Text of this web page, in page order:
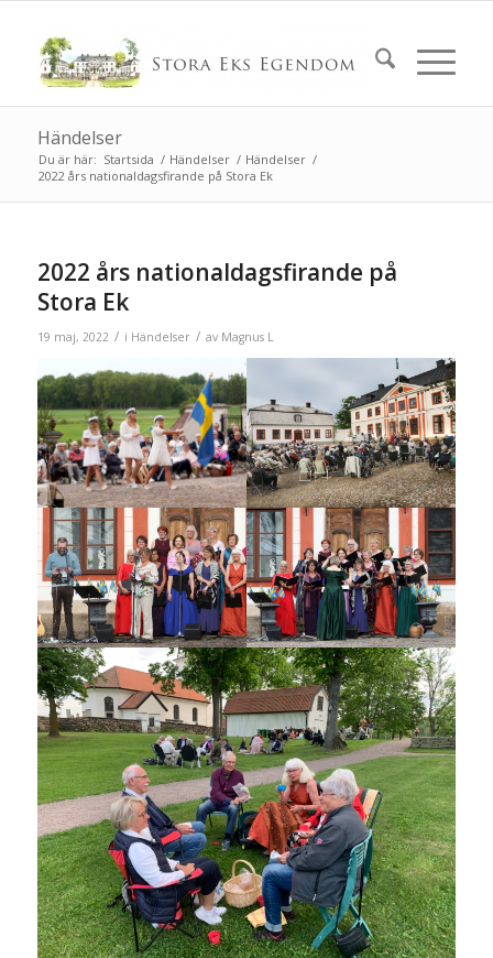
Händelser
Du är här: Startsida / Händelser / Händelser /
2022 års nationaldagsfirande på Stora Ek
2022 års nationaldagsfirande på
Stora Ek
19 maj, 2022 / i Händelser / av Magnus L